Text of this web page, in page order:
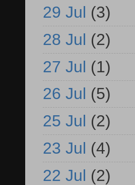
29 Jul (3)
28 Jul (2)
27 Jul (1)
26 Jul (5)
25 Jul (2)
23 Jul (4)
22 Jul (2)